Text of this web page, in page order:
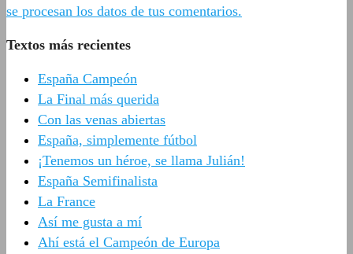
se procesan los datos de tus comentarios.
Textos más recientes
España Campeón
La Final más querida
Con las venas abiertas
España, simplemente fútbol
¡Tenemos un héroe, se llama Julián!
España Semifinalista
La France
Así me gusta a mí
Ahí está el Campeón de Europa